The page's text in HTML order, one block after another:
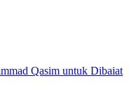
Qasim untuk Dibaiat